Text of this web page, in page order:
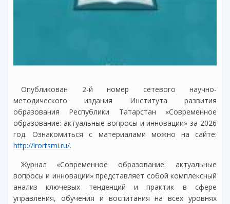
Опубликован 2-й номер сетевого научно-
методического издания Института развития
образования Республики Татарстан «Современное
образование: актуальные вопросы и инновации» за 2026
год. Ознакомиться с материалами можно на сайте:
http://irortsmi.ru/.
Журнал «Современное образование: актуальные
вопросы и инновации» представляет собой комплексный
анализ ключевых тенденций и практик в сфере
управления, обучения и воспитания на всех уровнях